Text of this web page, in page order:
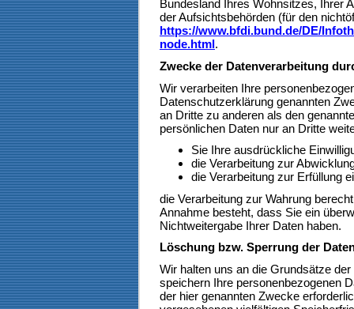
Bundesland Ihres Wohnsitzes, Ihrer
der Aufsichtsbehörden (für den
https://www.bfdi.bund.de/DE/
node.html.
Zwecke der Datenverarbeitung
Wir verarbeiten Ihre
Datenschutzerklärung genannten
an Dritte zu anderen als den
persönlichen Daten nur an Dritte
Sie Ihre ausdrückliche
die Verarbeitung zur
die Verarbeitung zur Erfüllung
die Verarbeitung zur Wahrung
Annahme besteht, dass Sie ein
Nichtweitergabe Ihrer Daten haben.
Löschung bzw. Sperrung der
Wir halten uns an die Grundsätze
speichern Ihre personenbezogenen
der hier genannten Zwecke